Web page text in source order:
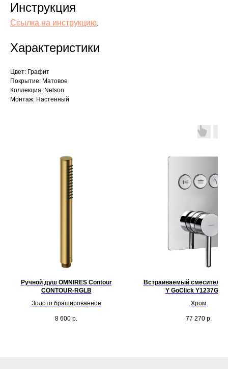
Инструкция
Ссылка на инструкцию.
Характеристики
Цвет: Графит
Покрытие: Матовое
Коллекция: Nelson
Монтаж: Настенный
Ручной душ OMNIRES Contour
CONTOUR-RGLB
Золото брашированное
8 600 р.
Встраиваемый смеситель
Y GoClick
Хром
77 270 р.